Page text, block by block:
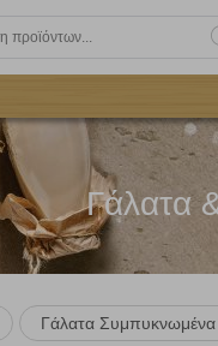
Γάλατα
Γάλατα Συμπυκνωμένα